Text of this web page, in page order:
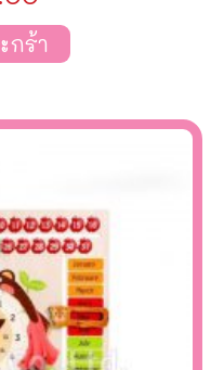
กร้า